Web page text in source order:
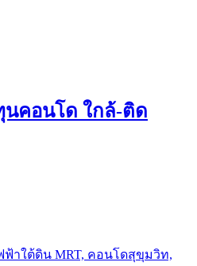
นคอนโด ใกล้-ติด
าใต้ดิน MRT, คอนโดสุขุมวิท,